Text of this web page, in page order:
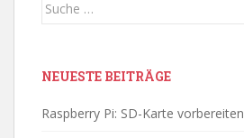
NEUESTE BEITRÄGE
Raspberry Pi: SD-Karte vorbereiten